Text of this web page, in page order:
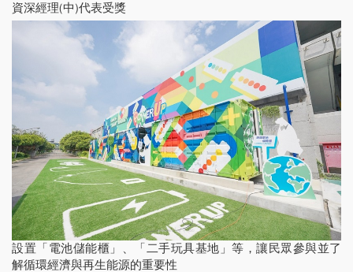
資深經理(中)代表受獎
設置「電池儲能櫃」、「二手玩具基地」等，讓民眾參與並了
解循環經濟與再生能源的重要性